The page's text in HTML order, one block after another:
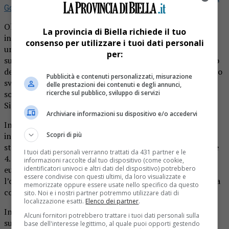
Google
Oltre 4700 progetti selezionati per realizzare
infrastrutture di ricarica di veicoli elettrici nei centri
urbani. Poche, invece, le proposte per le “colonnine” nelle
superstrade e senza i requisiti di ammissibilità. È il bilancio
del primo bando 2023 dedicato alla misura del PNRR per lo
sviluppo di infrastrutture di ricarica elettrica, i cui esiti
sono stati pubblicati dal Ministero dell’Ambiente e della
Sicurezza Energetica diretto da Gilberto Pichetto.
In risposta all’Avviso pubblico per la realizzazione di
infrastrutture di ricarica elettrica nei centri urbani, sono
stati selezionati progetti che consentiranno di installarne
4.718, per un importo complessivo di circa 70 milioni di
euro. Il risultato è particolarmente positivo, in quanto
l’obiettivo di questo primo bando era fissato a quattromila
colonnine.
In merito all’Avviso pubblico per le ricariche sulle
superstrade, non è stato possibile selezionare progetti, in
La provincia di Biella richiede il tuo
consenso per utilizzare i tuoi dati personali
per:
Pubblicità e contenuti personalizzati, misurazione
delle prestazioni dei contenuti e degli annunci,
ricerche sul pubblico, sviluppo di servizi
Archiviare informazioni su dispositivo e/o accedervi
Scopri di più
I tuoi dati personali verranno trattati da 431 partner e le
informazioni raccolte dal tuo dispositivo (come cookie,
identificatori univoci e altri dati del dispositivo) potrebbero
essere condivise con questi ultimi, da loro visualizzate e
memorizzate oppure essere usate nello specifico da questo
sito. Noi e i nostri partner potremmo utilizzare dati di
localizzazione esatti. Elenco dei partner.
Alcuni fornitori potrebbero trattare i tuoi dati personali sulla
base dell'interesse legittimo, al quale puoi opporti gestendo